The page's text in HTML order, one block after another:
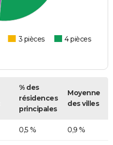
3 pièces
4 pièces
% des
résidences
principales
Moyenne
des villes
0,5 % 0,9 %